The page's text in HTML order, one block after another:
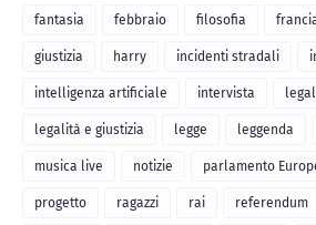
fantasia febbraio filosofia
giustizia harry incidenti stradali
intelligenza artificiale intervista
legalità e giustizia legge leggenda
musica live notizie parlamento
progetto ragazzi rai referendum